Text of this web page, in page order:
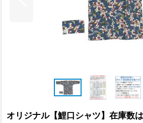
オリジナル【鯉口シャツ】在庫数